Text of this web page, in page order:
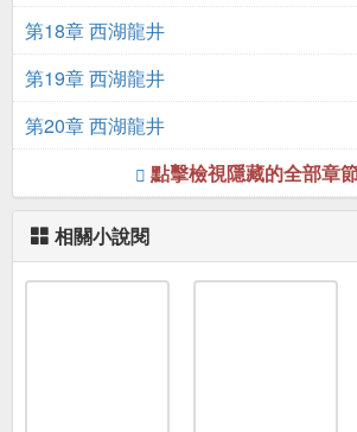
第18章 西湖龍井
第19章 西湖龍井
第20章 西湖龍井
點擊檢視隱藏的全部章
相關小說閱